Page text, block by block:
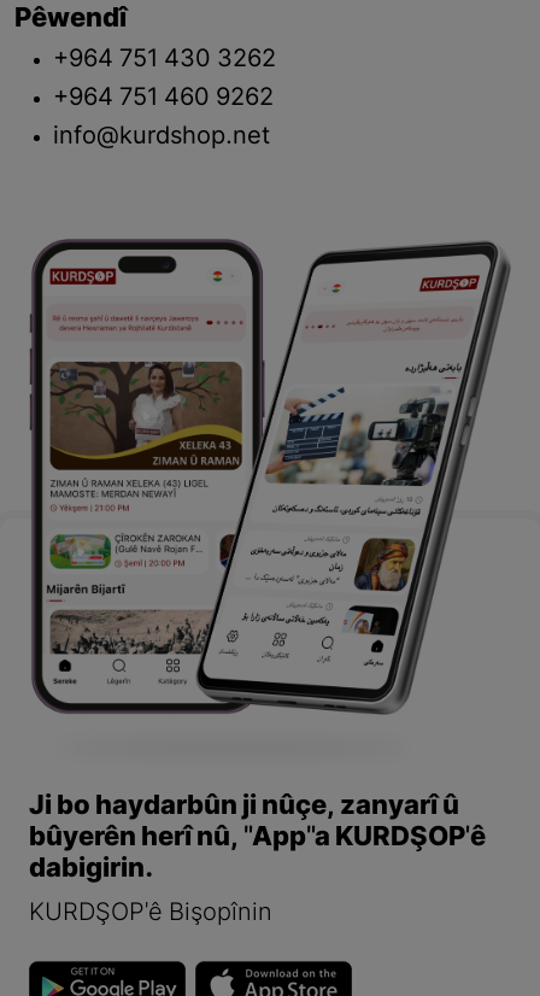
Pêwendî
+964 751 430 3262
+964 751 460 9262
info@kurdshop.net
Ji bo haydarbûn ji nûçe, zanyarî û
bûyerên herî nû, "App"a KURDŞOP'ê
dabigirin.
KURDŞOP'ê Bişopînin